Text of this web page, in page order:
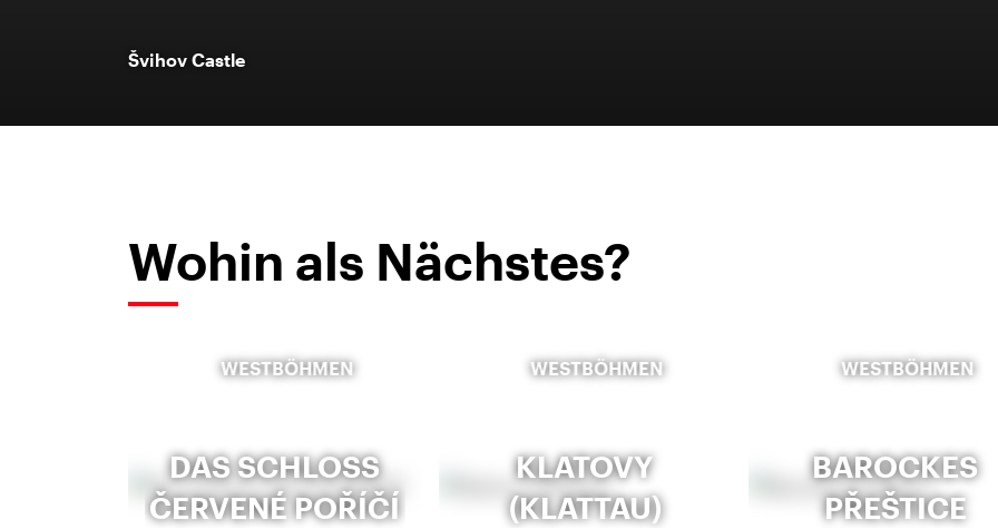
Švihov Castle
Wohin als Nächstes?
WESTBÖHMEN
DAS SCHLOSS
ČERVENÉ POŘÍČÍ
WESTBÖHMEN
KLATOVY
(KLATTAU)
WESTBÖHMEN
BAROCKES
PŘEŠTICE